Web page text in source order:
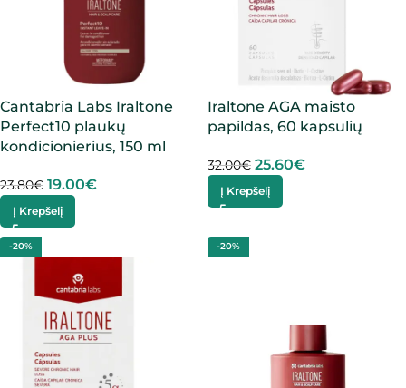
Cantabria Labs Iraltone
Perfect10 plaukų
kondicionierius, 150 ml
23.80€ 19.00€
Į Krepšelį
Iraltone AGA maisto
papildas, 60 kapsulių
32.00€ 25.60€
Į Krepšelį
-20% -20%